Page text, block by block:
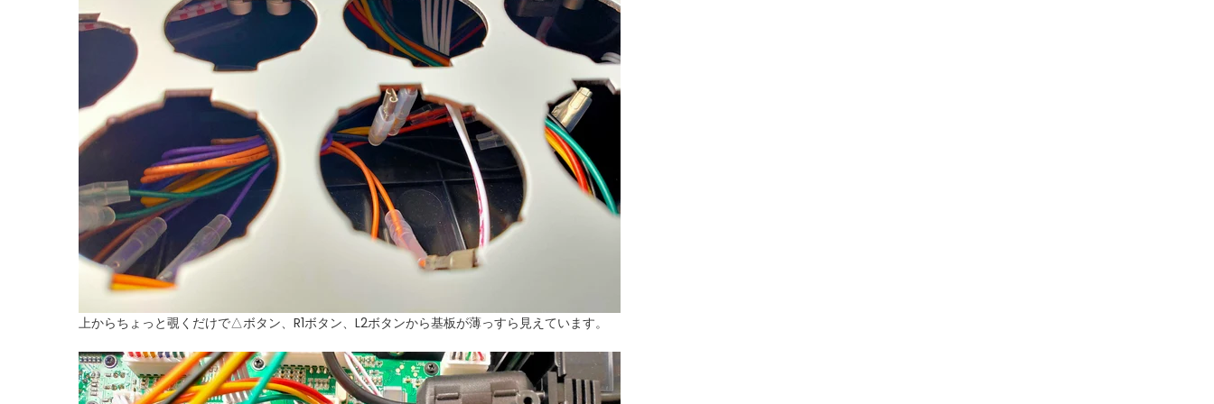
上からちょっと覗くだけで△ボタン、R1ボタン、L2ボタンから基板が薄っすら見えています。